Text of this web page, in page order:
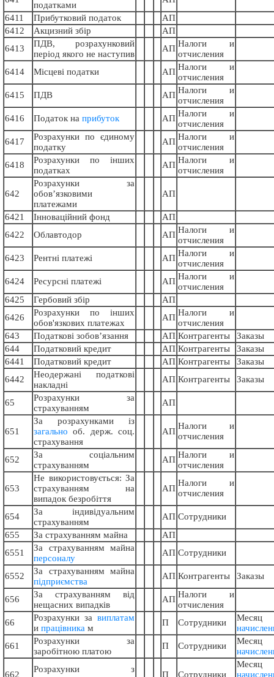
податками
6411
Прибутковий податок
АП
6412
Акцизний збір
АП
6413
ПДВ, розрахунковий
період якого не наступив
АП Налоги и
отчисления
6414
Місцеві податки АП Налоги и
отчисления
6415
ПДВ АП Налоги и
отчисления
6416
Податок на прибуток АП Налоги и
отчисления
6417
Розрахунки по єдиному
податку
АП Налоги и
отчисления
6418
Розрахунки по інших
податках
АП Налоги и
отчисления
642
Розрахунки за
обов’язковими
платежами
АП
6421 Інноваційний фонд
АП
6422
Облавтодор АП Налоги и
отчисления
6423
Рентні платежі АП Налоги и
отчисления
6424
Ресурсні платежі АП Налоги и
отчисления
6425
Гербовий збір
АП
6426
Розрахунки по інших
обов'язкових платежах
АП Налоги и
отчисления
643
Податкові зобов’язання АП Контрагенты
Заказы
644
Податковий кредит АП Контрагенты
Заказы
6441
Податковий кредит АП Контрагенты
Заказы
6442
Неодержані податкові
накладні
АП Контрагенты Заказы
65
Розрахунки за
страхуванням
АП
651
За розрахунками із
загально об. держ. соц.
страхування
АП
Налоги и
отчисления
652
За соціальним
страхуванням
АП Налоги и
отчисления
653
Не використовується: За
страхуванням на
випадок безробіття
АП
Налоги и
отчисления
654
За індивідуальним
страхуванням
АП Сотрудники
655
За страхуванням майна
АП
6551
За страхуванням майна
персоналу
АП Сотрудники
6552
За страхуванням майна
підприємства
АП Контрагенты Заказы
656
За страхуванням від
нещасних випадків
АП Налоги и
отчисления
66
Розрахунки за виплатам
и працівника м
П Сотрудники
Месяц
661
Розрахунки за
заробітною платою
П Сотрудники
Месяц
662
Розрахунки з
П Сотрудники
Месяц